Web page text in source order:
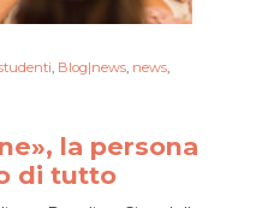
, Blog|news, news,
la persona
di tutto